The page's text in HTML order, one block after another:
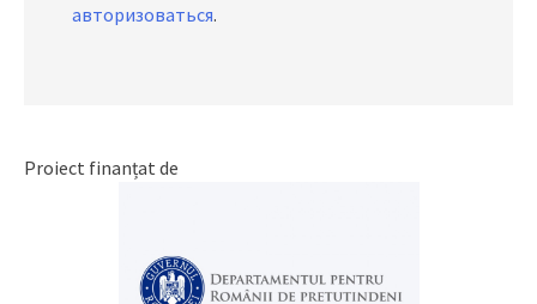
авторизоваться.
Proiect finanțat de